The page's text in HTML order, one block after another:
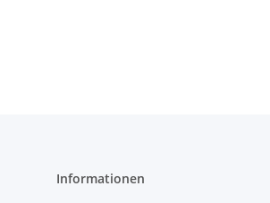
Informationen